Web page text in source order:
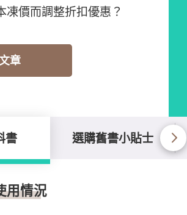
凍價而調整折扣優惠？
章
書 選購舊書小貼士
用情況